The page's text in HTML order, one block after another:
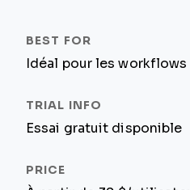
Idéal pour les
Essai gratuit disponible